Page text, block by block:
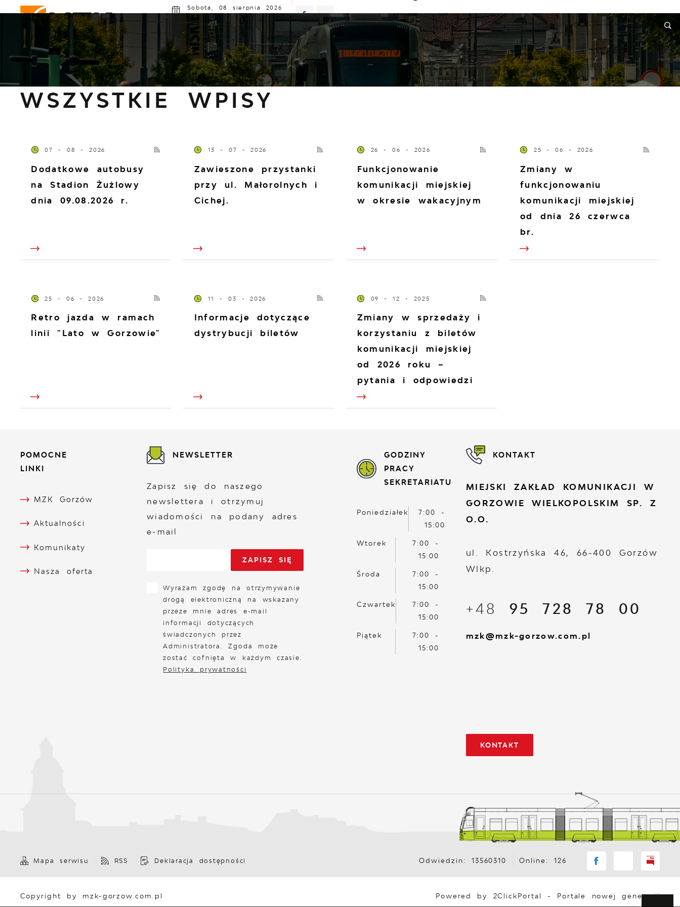
Przejdź do menu.
Przejdź do wyszukiwarki.
Przejdź do treści.
Przejdź do ustawień wielkości czcionki.
Włącz wersję kontrastową strony. Sobota, 08 sierpnia 2026
Pochmurno
MZK GORZÓW ROZKŁAD JAZDY AKTUALNOŚCI KOMUNIKATY NASZA OFERTA INFORMACJE WNIOSKI I REKLAMACJE KONTAKT
Strona główna Komunikaty
WSZYSTKIE WPISY
07 - 08 - 2026
Dodatkowe autobusy
na Stadion Żużlowy
dnia 09.08.2026 r.
13 - 07 - 2026
Zawieszone przystanki
przy ul. Małorolnych i
Cichej.
26 - 06 - 2026
Funkcjonowanie
komunikacji miejskiej
w okresie wakacyjnym
25 - 06 - 2026
Zmiany w
funkcjonowaniu
komunikacji miejskiej
od dnia 26 czerwca
br.
25 - 06 - 2026
Retro jazda w ramach
linii "Lato w Gorzowie"
11 - 03 - 2026
Informacje dotyczące
dystrybucji biletów
09 - 12 - 2025
Zmiany w sprzedaży i
korzystaniu z biletów
komunikacji miejskiej
od 2026 roku –
pytania i odpowiedzi
POMOCNE
LINKI
MZK Gorzów
Aktualności
Komunikaty
Nasza oferta
NEWSLETTER
Zapisz się do naszego
newslettera i otrzymuj
wiadomości na podany adres
e-mail
Wyrażam zgodę na otrzymywanie
drogą elektroniczną na wskazany
przeze mnie adres e-mail
informacji dotyczących
świadczonych przez
Administratora. Zgoda może
zostać cofnięta w każdym czasie.
Polityka prywatności
GODZINY
PRACY
SEKRETARIATU
Poniedziałek
7:00 -
15:00
Wtorek
7:00 -
15:00
Środa
7:00 -
15:00
Czwartek
7:00 -
15:00
Piątek
7:00 -
15:00
KONTAKT
MIEJSKI ZAKŁAD KOMUNIKACJI W
GORZOWIE WIELKOPOLSKIM SP. Z
O.O.
ul. Kostrzyńska 46, 66-400 Gorzów
Wlkp.
+48 95 728 78 00
mzk@mzk-gorzow.com.pl
KONTAKT
Mapa serwisu RSS Deklaracja dostępności Odwiedzin: 13560310 Online: 126
Copyright by mzk-gorzow.com.pl Powered by 2ClickPortal - Portale nowej generacji